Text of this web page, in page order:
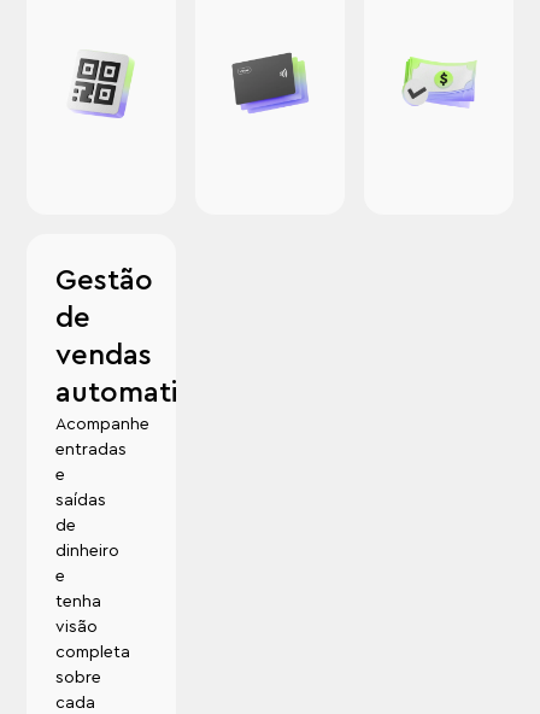
Gestão
de
vendas
automatizada
Acompanhe
entradas
e
saídas
de
dinheiro
e
tenha
visão
completa
sobre
cada